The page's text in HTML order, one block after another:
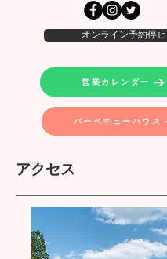
オンライン予約停止
営業カレンダー
バーベキューハウス
​アクセス